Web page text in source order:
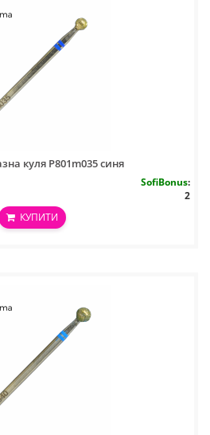
куля P801m035 синя
SofiBonus:
2
КУПИТИ